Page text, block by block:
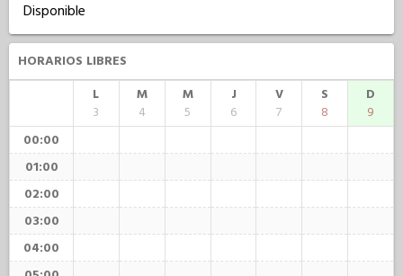
Disponible
HORARIOS LIBRES
L
3
M
4
M
5
J
6
V
7
S
8
D
9
00:00
01:00
02:00
03:00
04:00